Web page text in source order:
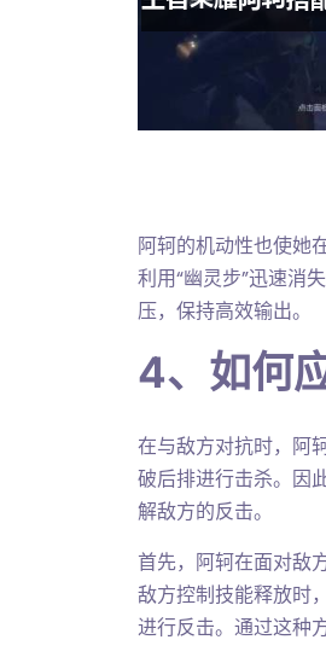
阿轲的机动性也使她
利用“幽灵步”迅速消
压，保持高效输出。
4、如何
在与敌方对抗时，阿
破后排进行击杀。因
解敌方的反击。
首先，阿轲在面对敌
敌方控制技能释放时
进行反击。通过这种